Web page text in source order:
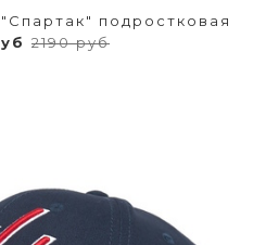
подростковая
2190 руб